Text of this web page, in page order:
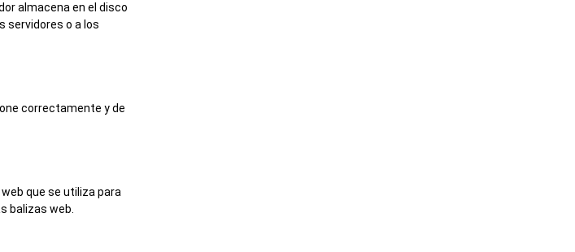
almacena en el disco
servidores o a los
correctamente y de
que se utiliza para
balizas web.